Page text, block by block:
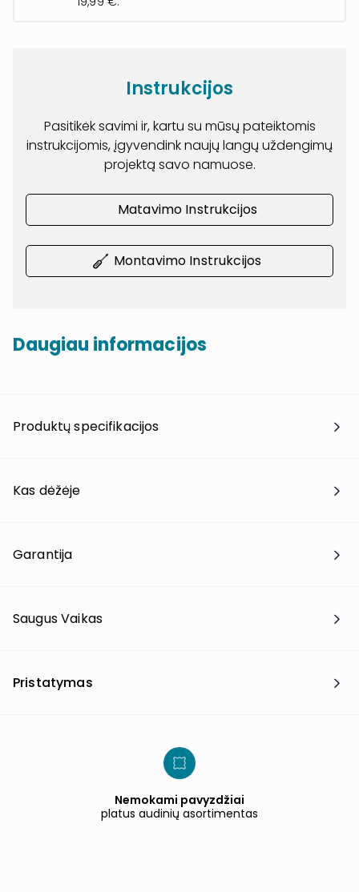
Instrukcijos
Pasitikėk savimi ir, kartu su mūsų pateiktomis
instrukcijomis, įgyvendink naujų langų uždengimų
projektą savo namuose.
Matavimo Instrukcijos
Montavimo Instrukcijos
Daugiau informacijos
Produktų specifikacijos
Kas dėžėje
Garantija
Saugus Vaikas
Pristatymas
Nemokami pavyzdžiai
platus audinių asortimentas